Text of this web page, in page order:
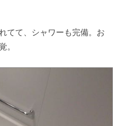
てて、シャワーも完備。お
。